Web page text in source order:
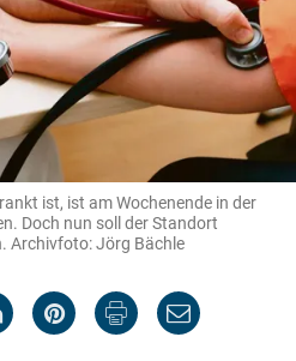
ist, ist am Wochenende in der
Doch nun soll der Standort
Archivfoto: Jörg Bächle